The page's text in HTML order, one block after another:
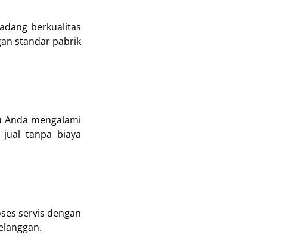
berkualitas
standar pabrik
mengalami
tanpa biaya
servis dengan